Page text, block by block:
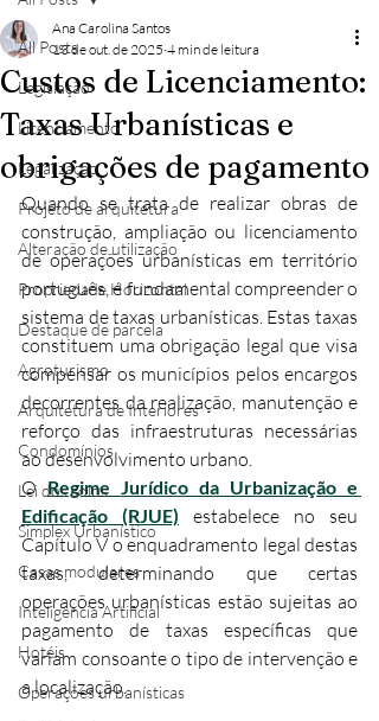
All Posts
Legislação
Licenciamento
Legalização
Projeto de arquitetura
Alteração de utilização
Propriedade Horizontal
Destaque de parcela
Agroturismo
Arquitetura de Interiores
Condomínios
Lei dos solos
Simplex Urbanístico
Casas modulares
Inteligência Artificial
Hotéis
Operações urbanísticas
Custos de Licenciamento:
Taxas Urbanísticas e
obrigações de pagamento
Ana Carolina Santos
13 de out. de 2025 4 min de leitura
Quando se trata de realizar obras de
construção, ampliação ou licenciamento
de operações urbanísticas em território
português, é fundamental compreender o
sistema de taxas urbanísticas. Estas taxas
constituem uma obrigação legal que visa
compensar os municípios pelos encargos
decorrentes da realização, manutenção e
reforço das infraestruturas necessárias
ao desenvolvimento urbano.​
O Regime Jurídico da Urbanização e
Edificação (RJUE) estabelece no seu
Capítulo V o enquadramento legal destas
taxas, determinando que certas
operações urbanísticas estão sujeitas ao
pagamento de taxas específicas que
variam consoante o tipo de intervenção e
a localização.​